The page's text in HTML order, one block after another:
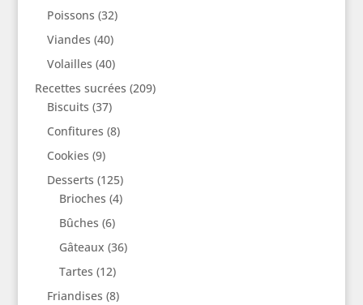
Poissons (32)
Viandes (40)
Volailles (40)
Recettes sucrées (209)
Biscuits (37)
Confitures (8)
Cookies (9)
Desserts (125)
Brioches (4)
Bûches (6)
Gâteaux (36)
Tartes (12)
Friandises (8)